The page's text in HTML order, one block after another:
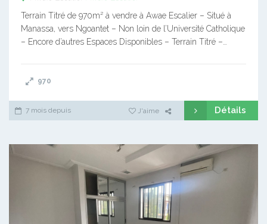
Terrain Titré de 970m² à vendre à Awae Escalier – Situé à
Manassa, vers Ngoantet – Non loin de l’Université Catholique
– Encore d’autres Espaces Disponibles – Terrain Titré –…
970
7 mois depuis J'aime Détails